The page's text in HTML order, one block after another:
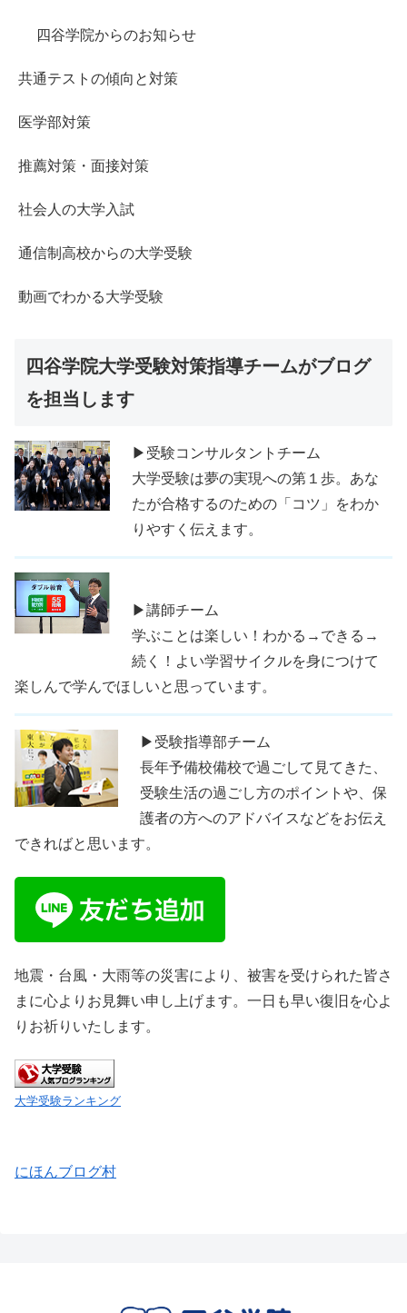
四谷学院からのお知らせ
共通テストの傾向と対策
医学部対策
推薦対策・面接対策
社会人の大学入試
通信制高校からの大学受験
動画でわかる大学受験
四谷学院大学受験対策指導チームがブログ
を担当します
▶受験コンサルタントチーム
大学受験は夢の実現への第１歩。あな
たが合格するのための「コツ」をわか
りやすく伝えます。
▶講師チーム
学ぶことは楽しい！わかる→できる→
続く！よい学習サイクルを身につけて
楽しんで学んでほしいと思っています。
▶受験指導部チーム
長年予備校備校で過ごして見てきた、
受験生活の過ごし方のポイントや、保
護者の方へのアドバイスなどをお伝え
できればと思います。
地震・台風・大雨等の災害により、被害を受けられた皆さ
まに心よりお見舞い申し上げます。一日も早い復旧を心よ
りお祈りいたします。
大学受験ランキング
にほんブログ村